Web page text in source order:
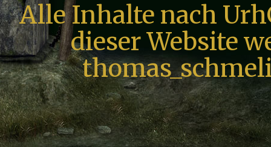
Alle Inhalte nach
dieser Website